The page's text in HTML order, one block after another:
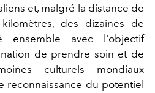
et, malgré la distance de
des dizaines de
ensemble avec l'objectif
de prendre soin et de
culturels mondiaux
reconnaissance du potentiel